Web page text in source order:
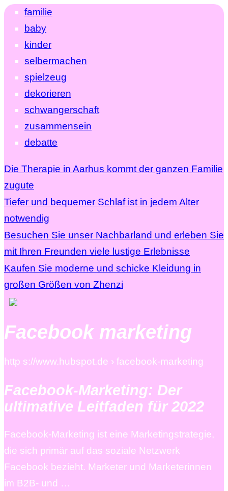
familie
baby
kinder
selbermachen
spielzeug
dekorieren
schwangerschaft
zusammensein
debatte
Die Therapie in Aarhus kommt der ganzen Familie
zugute
Tiefer und bequemer Schlaf ist in jedem Alter
notwendig
Besuchen Sie unser Nachbarland und erleben Sie
mit Ihren Freunden viele lustige Erlebnisse
Kaufen Sie moderne und schicke Kleidung in
großen Größen von Zhenzi
Facebook marketing
http s://www.hubspot.de › facebook-marketing
Facebook-Marketing: Der
ultimative Leitfaden für 2022
Facebook-Marketing ist eine Marketingstrategie,
die sich primär auf das soziale Netzwerk
Facebook bezieht. Marketer und Marketerinnen
im B2B- und …